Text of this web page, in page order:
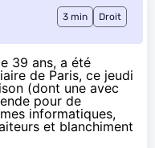
3 min Droit
39 ans, a été
de Paris, ce jeudi
(dont une avec
pour de
informatiques,
et blanchiment